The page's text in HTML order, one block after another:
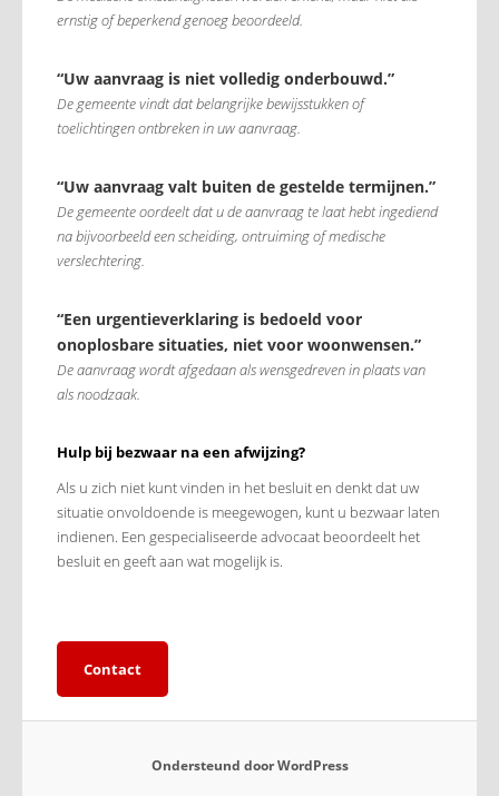
ernstig of beperkend genoeg beoordeeld.
“Uw aanvraag is niet volledig onderbouwd.”
De gemeente vindt dat belangrijke bewijsstukken of
toelichtingen ontbreken in uw aanvraag.
“Uw aanvraag valt buiten de gestelde termijnen.”
De gemeente oordeelt dat u de aanvraag te laat hebt ingediend
na bijvoorbeeld een scheiding, ontruiming of medische
verslechtering.
“Een urgentieverklaring is bedoeld voor
onoplosbare situaties, niet voor woonwensen.”
De aanvraag wordt afgedaan als wensgedreven in plaats van
als noodzaak.
Hulp bij bezwaar na een afwijzing?
Als u zich niet kunt vinden in het besluit en denkt dat uw
situatie onvoldoende is meegewogen, kunt u bezwaar laten
indienen. Een gespecialiseerde advocaat beoordeelt het
besluit en geeft aan wat mogelijk is.
Contact
Ondersteund door WordPress